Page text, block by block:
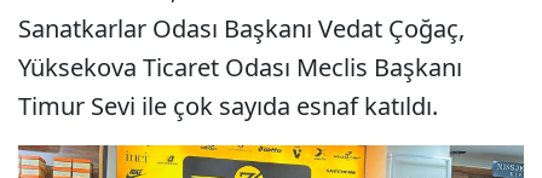
Sanatkarlar Odası Başkanı Vedat Çoğaç,
Yüksekova Ticaret Odası Meclis Başkanı
Timur Sevi ile çok sayıda esnaf katıldı.